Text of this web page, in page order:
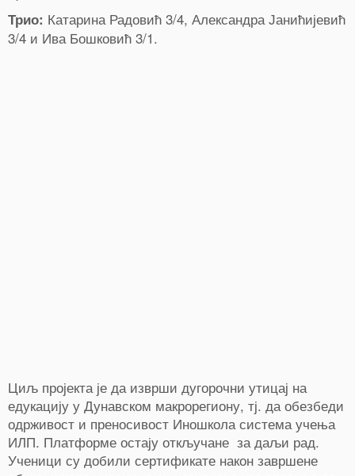
Трио: Катарина Радовић 3/4, Александра Јанићијевић
3/4 и Ива Бошковић 3/1.
Циљ пројекта је да изврши дугорочни утицај на
едукацију у Дунавском макрорегиону, тј. да обезбеди
одрживост и преносивост Иношкола система учења
ИЛП. Платформе остају откључане за даљи рад.
Ученици су добили сертификате након завршене